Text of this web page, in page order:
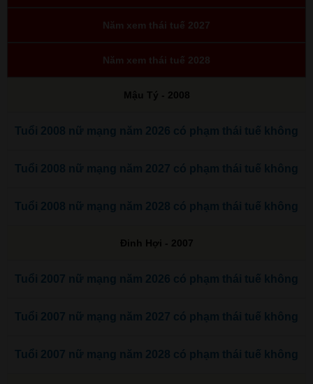
Năm xem thái tuế 2027
Năm xem thái tuế 2028
Mậu Tý - 2008
Tuổi 2008 nữ mạng năm 2026 có phạm thái tuế không
Tuổi 2008 nữ mạng năm 2027 có phạm thái tuế không
Tuổi 2008 nữ mạng năm 2028 có phạm thái tuế không
Đinh Hợi - 2007
Tuổi 2007 nữ mạng năm 2026 có phạm thái tuế không
Tuổi 2007 nữ mạng năm 2027 có phạm thái tuế không
Tuổi 2007 nữ mạng năm 2028 có phạm thái tuế không